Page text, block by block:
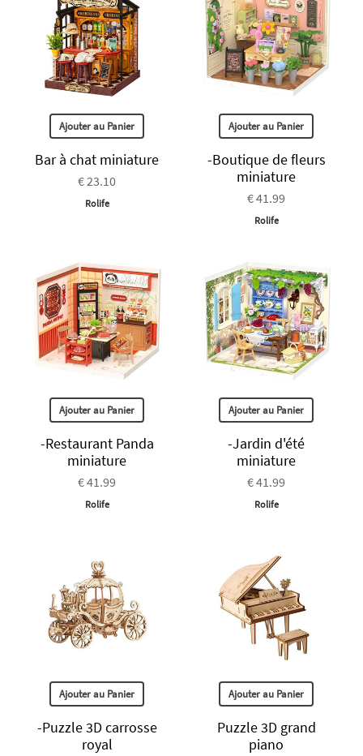
Ajouter au Panier
Bar à chat miniature
€ 23.10
Rolife
Ajouter au Panier
-Boutique de fleurs
miniature
€ 41.99
Rolife
Ajouter au Panier
-Restaurant Panda
miniature
€ 41.99
Rolife
Ajouter au Panier
-Jardin d'été
miniature
€ 41.99
Rolife
Ajouter au Panier
-Puzzle 3D carrosse
royal
Ajouter au Panier
Puzzle 3D grand
piano